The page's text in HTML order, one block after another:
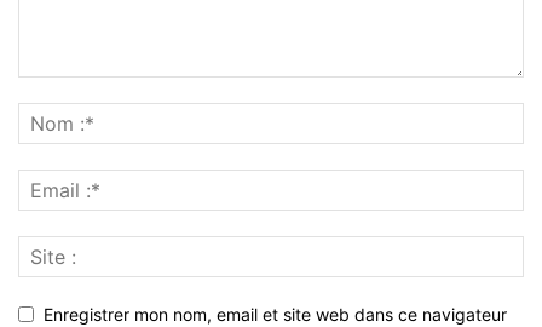
Enregistrer mon nom, email et site web dans ce navigateur